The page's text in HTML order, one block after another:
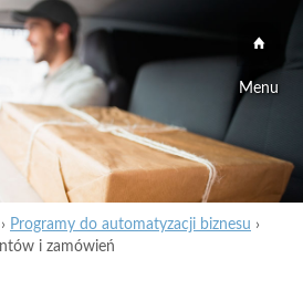
Menu
› Programy do automatyzacji biznesu ›
i zamówień